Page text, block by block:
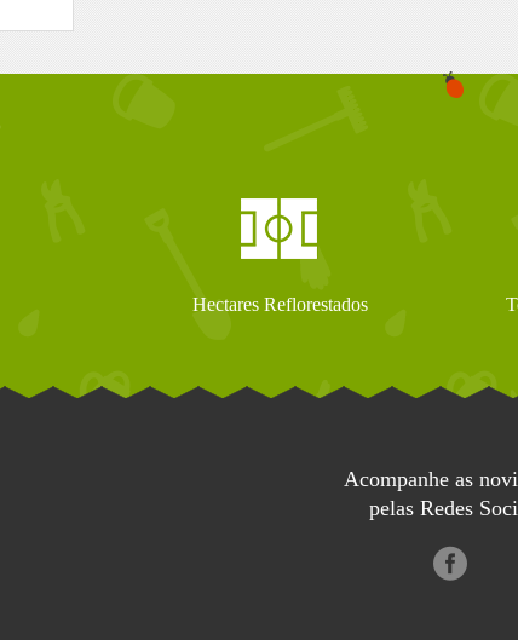
Hectares Reflorestados
Acompanhe as
pelas Redes